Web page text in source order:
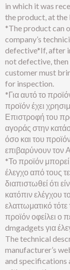
in which it was
the product, at the
*The product can
company’s
defective*If, after
not defective,
customer must
for inspection.
*Για αυτό το
προϊόν έχει
Επιστροφή του
αγοράς στην
όσο και του
επιβαρύνουν τον
*Το προϊόν
έλεγχο από τους
διαπιστωθεί ότι
κατόπιν ελέγχου
ελαττωματικό
προϊόν οφείλει ο
dmgadgets για
The technical
manufacturer’s
and specifications